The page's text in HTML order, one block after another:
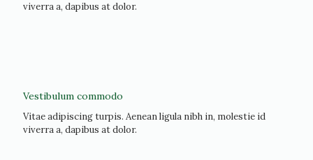
viverra a, dapibus at dolor.
Vestibulum commodo
Vitae adipiscing turpis. Aenean ligula nibh in, molestie id
viverra a, dapibus at dolor.